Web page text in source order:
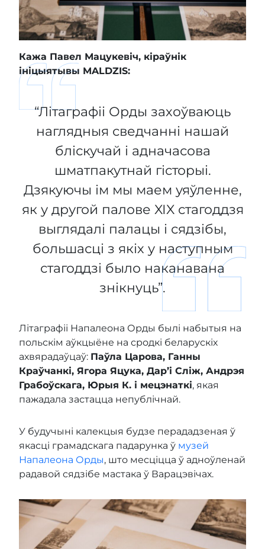
Кажа Павел Мацукевіч, кіраўнік
ініцыятывы MALDZIS:
“Літаграфіі Орды захоўваюць
наглядныя сведчанні нашай
бліскучай і адначасова
шматпакутнай гісторыі.
Дзякуючы ім мы маем уяўленне,
як у другой палове XIX стагоддзя
выглядалі палацы і сядзібы,
большасці з якіх у наступным
стагоддзі было наканавана
знікнуць”.
Літаграфіі Напалеона Орды былі набытыя на
польскім аўкцыёне на сродкі беларускіх
ахвярадаўцаў: Паўла Царова, Ганны
Краўчанкі, Ягора Яцука, Дар’і Сліж, Андрэя
Грабоўскага, Юрыя К. і мецэнаткі, якая
пажадала застацца непублічнай.
У будучыні калекцыя будзе перададзеная ў
якасці грамадскага падарунка ў музей
Напалеона Орды, што месціцца ў адноўленай
радавой сядзібе мастака ў Варацэвічах.